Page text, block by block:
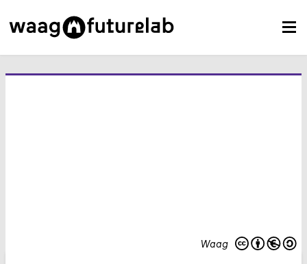
Waag